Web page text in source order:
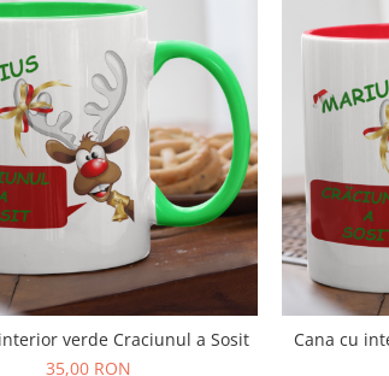
verde Craciunul a Sosit
35,00 RON
Cana cu